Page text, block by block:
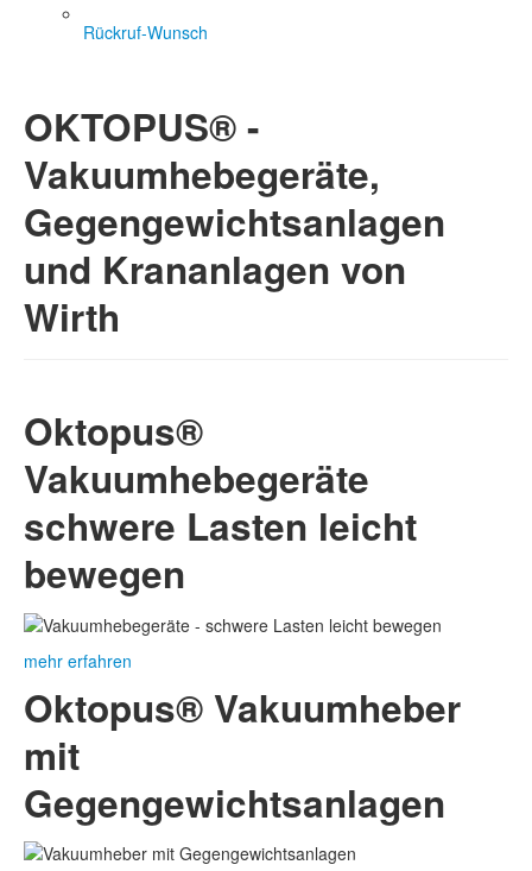
Rückruf-Wunsch
OKTOPUS® -
Vakuumhebegeräte,
Gegengewichtsanlagen
und Krananlagen von
Wirth
Oktopus®
Vakuumhebegeräte
schwere Lasten leicht
bewegen
mehr erfahren
Oktopus® Vakuumheber
mit
Gegengewichtsanlagen